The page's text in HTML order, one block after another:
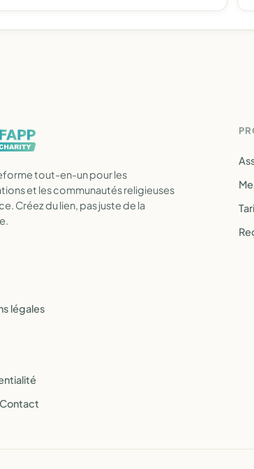
tout-en-un pour les
et les communautés religieuses
Créez du lien, pas juste de la
légales